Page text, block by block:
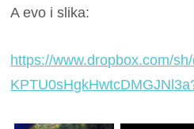
A evo i slika:
https://www.dropbox.com/